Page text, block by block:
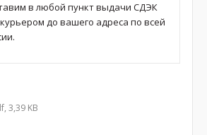
в любой пункт выдачи СДЭК
до вашего адреса по всей
3,39 KB